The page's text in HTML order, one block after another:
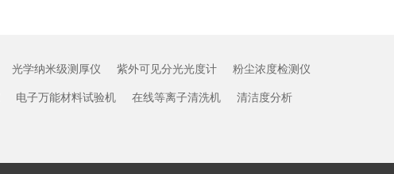
光学纳米级测厚仪 紫外可见分光光度计 粉尘浓度检测仪
电子万能材料试验机 在线等离子清洗机 清洁度分析